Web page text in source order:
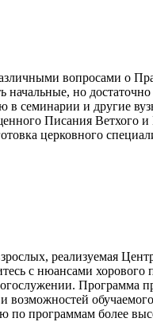
вопросами о
но
семинарии и другие
Писания
церковного
реализуемая
с нюансами
возможностей
программам более